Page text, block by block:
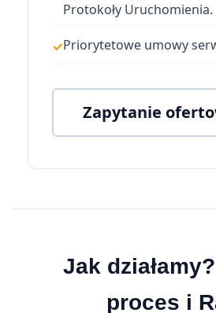
Protokoły Uruchomienia.
Priorytetowe umowy
Zapytanie
Jak
proces i